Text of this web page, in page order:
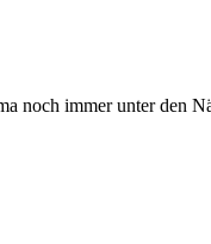
immer unter den